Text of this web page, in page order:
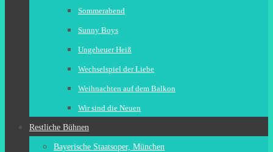
Sommerabend
Sunny Boys
Ungeheuer Heiß
Wechselspiel der Liebe
Weihnachten auf dem Balkon
Wir sind die Neuen
Restliche Bühnen
Bayerische Staatsoper, München